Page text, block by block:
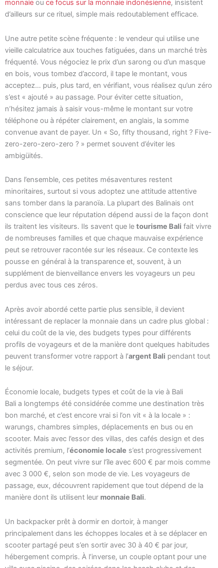
monnaie ou ce focus sur la monnaie indonésienne, insistent
d’ailleurs sur ce rituel, simple mais redoutablement efficace.
Une autre petite scène fréquente : le vendeur qui utilise une
vieille calculatrice aux touches fatiguées, dans un marché très
fréquenté. Vous négociez le prix d’un sarong ou d’un masque
en bois, vous tombez d’accord, il tape le montant, vous
acceptez… puis, plus tard, en vérifiant, vous réalisez qu’un zéro
s’est « ajouté » au passage. Pour éviter cette situation,
n’hésitez jamais à saisir vous-même le montant sur votre
téléphone ou à répéter clairement, en anglais, la somme
convenue avant de payer. Un « So, fifty thousand, right ? Five-
zero-zero-zero-zero ? » permet souvent d’éviter les
ambigüités.
Dans l’ensemble, ces petites mésaventures restent
minoritaires, surtout si vous adoptez une attitude attentive
sans tomber dans la paranoïa. La plupart des Balinais ont
conscience que leur réputation dépend aussi de la façon dont
ils traitent les visiteurs. Ils savent que le tourisme Bali fait vivre
de nombreuses familles et que chaque mauvaise expérience
peut se retrouver racontée sur les réseaux. Ce contexte les
pousse en général à la transparence et, souvent, à un
supplément de bienveillance envers les voyageurs un peu
perdus avec tous ces zéros.
Après avoir abordé cette partie plus sensible, il devient
intéressant de replacer la monnaie dans un cadre plus global :
celui du coût de la vie, des budgets types pour différents
profils de voyageurs et de la manière dont quelques habitudes
peuvent transformer votre rapport à l’argent Bali pendant tout
le séjour.
Économie locale, budgets types et coût de la vie à Bali
Bali a longtemps été considérée comme une destination très
bon marché, et c’est encore vrai si l’on vit « à la locale » :
warungs, chambres simples, déplacements en bus ou en
scooter. Mais avec l’essor des villas, des cafés design et des
activités premium, l’économie locale s’est progressivement
segmentée. On peut vivre sur l’île avec 600 € par mois comme
avec 3 000 €, selon son mode de vie. Les voyageurs de
passage, eux, découvrent rapidement que tout dépend de la
manière dont ils utilisent leur monnaie Bali.
Un backpacker prêt à dormir en dortoir, à manger
principalement dans les échoppes locales et à se déplacer en
scooter partagé peut s’en sortir avec 30 à 40 € par jour,
hébergement compris. À l’inverse, un couple optant pour une